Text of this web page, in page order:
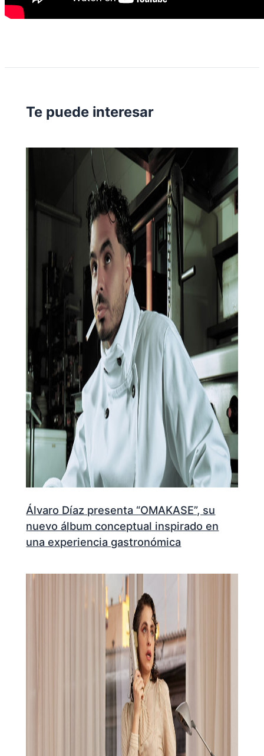
Te puede interesar
Álvaro Díaz presenta “OMAKASE”, su
nuevo álbum conceptual inspirado en
una experiencia gastronómica